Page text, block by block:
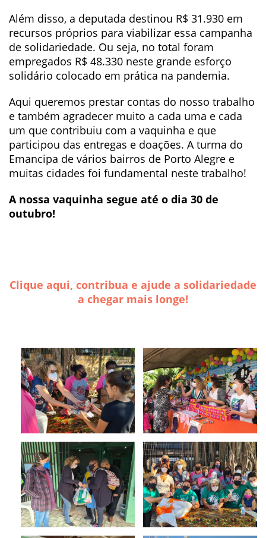
Além disso, a deputada destinou R$ 31.930 em
recursos próprios para viabilizar essa campanha
de solidariedade. Ou seja, no total foram
empregados R$ 48.330 neste grande esforço
solidário colocado em prática na pandemia.
Aqui queremos prestar contas do nosso trabalho
e também agradecer muito a cada uma e cada
um que contribuiu com a vaquinha e que
participou das entregas e doações. A turma do
Emancipa de vários bairros de Porto Alegre e
muitas cidades foi fundamental neste trabalho!
A nossa vaquinha segue até o dia 30 de
outubro!
Clique aqui, contribua e ajude a solidariedade
a chegar mais longe!